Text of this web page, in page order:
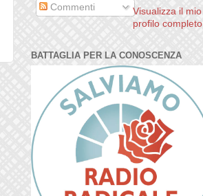
Commenti
Visualizza il mio
profilo completo
BATTAGLIA PER LA CONOSCENZA